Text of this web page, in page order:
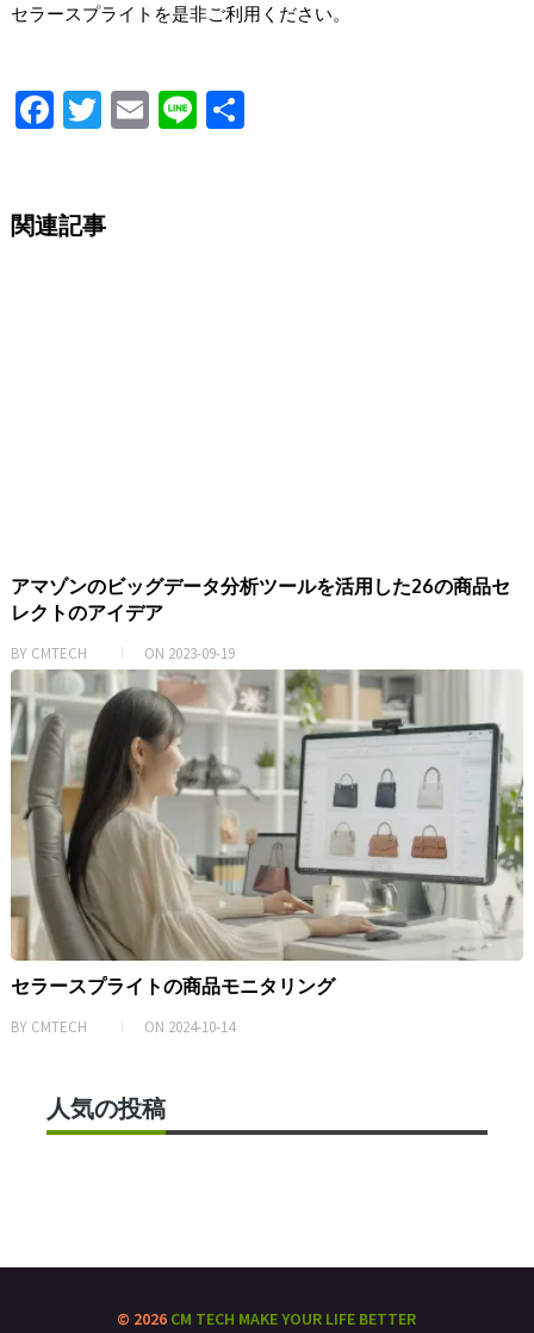
セラースプライトを是非ご利用ください。
Fa
o
T
er
E Li S
関連記事
アマゾンのビッグデータ分析ツールを活用した26の商品セ
レクトのアイデア
BY CMTECH ON 2023-09-19
セラースプライトの商品モニタリング
BY CMTECH ON 2024-10-14
人気の投稿
© 2026 CM TECH MAKE YOUR LIFE BETTER